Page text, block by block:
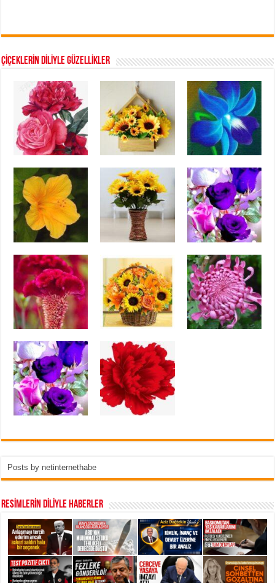
ÇİÇEKLERİN DİLİYLE GÜZELLİKLER
Posts by netinternethabe
RESİMLERİN DİLİYLE HABERLER